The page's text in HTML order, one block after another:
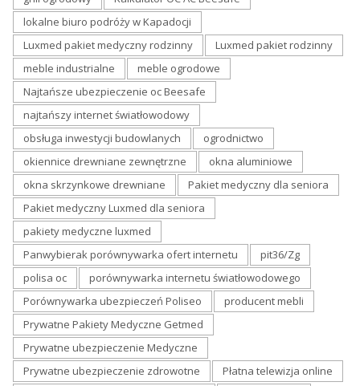
lokalne biuro podróży w Kapadocji
Luxmed pakiet medyczny rodzinny
Luxmed pakiet rodzinny
meble industrialne
meble ogrodowe
Najtańsze ubezpieczenie oc Beesafe
najtańszy internet światłowodowy
obsługa inwestycji budowlanych
ogrodnictwo
okiennice drewniane zewnętrzne
okna aluminiowe
okna skrzynkowe drewniane
Pakiet medyczny dla seniora
Pakiet medyczny Luxmed dla seniora
pakiety medyczne luxmed
Panwybierak porównywarka ofert internetu
pit36/Zg
polisa oc
porównywarka internetu światłowodowego
Porównywarka ubezpieczeń Poliseo
producent mebli
Prywatne Pakiety Medyczne Getmed
Prywatne ubezpieczenie Medyczne
Prywatne ubezpieczenie zdrowotne
Płatna telewizja online